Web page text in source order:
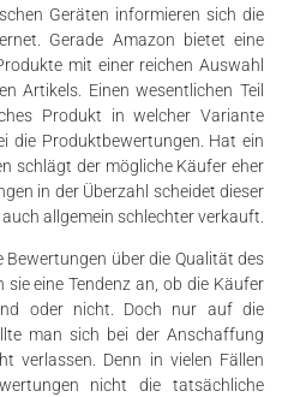
Geräten informieren sich die
Gerade Amazon bietet eine
mit einer reichen Auswahl
Artikels. Einen wesentlichen Teil
Produkt in welcher Variante
die Produktbewertungen. Hat ein
schlägt der mögliche Käufer eher
in der Überzahl scheidet dieser
allgemein schlechter verkauft.
Bewertungen über die Qualität des
eine Tendenz an, ob die Käufer
oder nicht. Doch nur auf die
man sich bei der Anschaffung
verlassen. Denn in vielen Fällen
nicht die tatsächliche